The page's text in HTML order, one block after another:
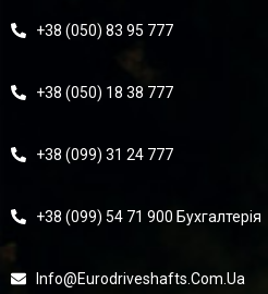
+38 (050) 83 95 777
+38 (050) 18 38 777
+38 (099) 31 24 777
+38 (099) 54 71 900 Бухгалтерія
Info@eurodriveshafts.com.ua